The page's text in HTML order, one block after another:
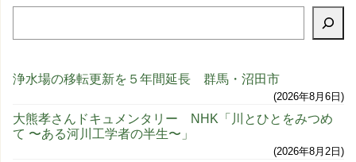
浄水場の移転更新を５年間延長 群馬・沼田市
2026年8月6日
大熊孝さんドキュメンタリー NHK「川とひとをみつめ
て 〜ある河川工学者の半生〜」
2026年8月2日